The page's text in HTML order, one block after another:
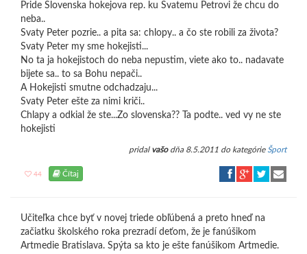
Pride Slovenska hokejova rep. ku Svatemu Petrovi že chcu do
neba..
Svaty Peter pozrie.. a pita sa: chlopy.. a čo ste robili za života?
Svaty Peter my sme hokejisti...
No ta ja hokejistoch do neba nepustim, viete ako to.. nadavate
bijete sa.. to sa Bohu nepači..
A Hokejisti smutne odchadzaju...
Svaty Peter ešte za nimi kriči..
Chlapy a odkial že ste...Zo slovenska?? Ta podte.. ved vy ne ste
hokejisti
pridal vašodňa 8.5.2011 do kategórie Šport
44 Čítaj
Učiteľka chce byť v novej triede obľúbená a preto hneď na
začiatku školského roka prezradí deťom, že je fanúšikom
Artmedie Bratislava. Spýta sa kto je ešte fanúšikom Artmedie.